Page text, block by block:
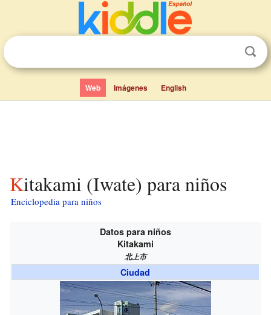
Web Imágenes English
Kitakami (Iwate) para niños
Enciclopedia para niños
Datos para niños
Kitakami
北上市
Ciudad